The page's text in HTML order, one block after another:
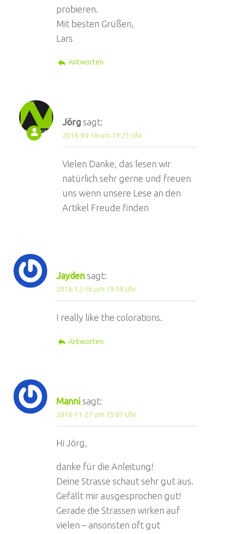
probieren.
Mit besten Grüßen,
Lars
Antworten
Jörg sagt:
2018-04-18 um 19:21 Uhr
Vielen Danke, das lesen wir
natürlich sehr gerne und freuen
uns wenn unsere Lese an den
Artikel Freude finden
Jayden sagt:
2016-12-16 um 19:58 Uhr
I really like the colorations.
Antworten
Manni sagt:
2016-11-27 um 15:01 Uhr
Hi Jörg,
danke für die Anleitung!
Deine Strasse schaut sehr gut aus.
Gefällt mir ausgesprochen gut!
Gerade die Strassen wirken auf
vielen – ansonsten oft gut